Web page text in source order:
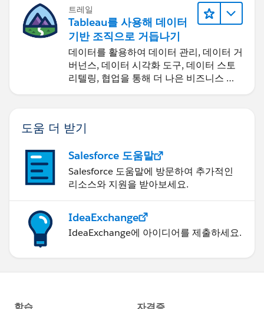
트레일
Tableau를 사용해 데이터
기반 조직으로 거듭나기
데이터를 활용하여 데이터 관리, 데이터 거
버넌스, 데이터 시각화 도구, 데이터 스토
리텔링, 협업을 통해 더 나은 비즈니스 성
도움 더 받기
Salesforce 도움말
Salesforce 도움말에 방문하여 추가적인
리소스와 지원을 받아보세요.
IdeaExchange
IdeaExchange에 아이디어를 제출하세요.